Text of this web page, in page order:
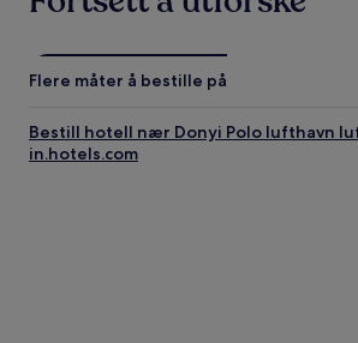
for
Priser
og
kan
endre
Flere måter å bestille på
Bestill hotell nær Donyi Polo lufthavn
in.hotels.com